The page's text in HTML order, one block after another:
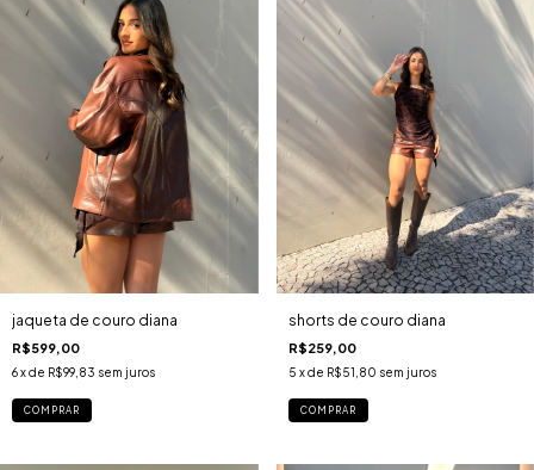
jaqueta de couro diana
R$599,00
6x de R$99,83 sem juros
COMPRAR
shorts de couro diana
R$259,00
5 x de R$51,80 sem juros
COMPRAR